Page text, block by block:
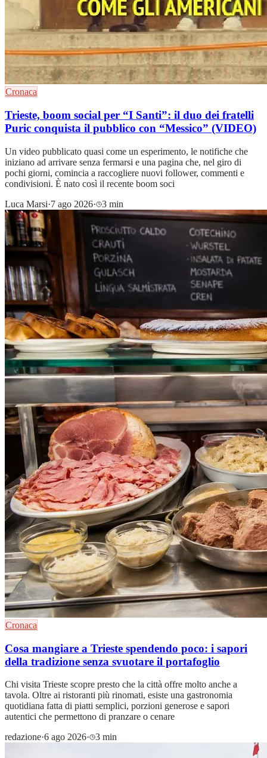
Cronaca
Trieste, boom social per “I Santi”: il duo dei fratelli
Puric conquista il pubblico con “Messico” (VIDEO)
Un video pubblicato quasi come un esperimento, le notifiche che
iniziano ad arrivare senza fermarsi e una pagina che, nel giro di
pochi giorni, comincia a raccogliere nuovi follower, commenti e
condivisioni. È nato così il recente boom soci
Luca Marsi·7 ago 2026· 3 min
Cronaca
Cosa mangiare a Trieste spendendo poco: i sapori
della tradizione senza svuotare il portafoglio
Chi visita Trieste scopre presto che la città offre molto anche a
tavola. Oltre ai ristoranti più rinomati, esiste una gastronomia
quotidiana fatta di piatti semplici, porzioni generose e sapori
autentici che permettono di pranzare o cenare
redazione·6 ago 2026· 3 min